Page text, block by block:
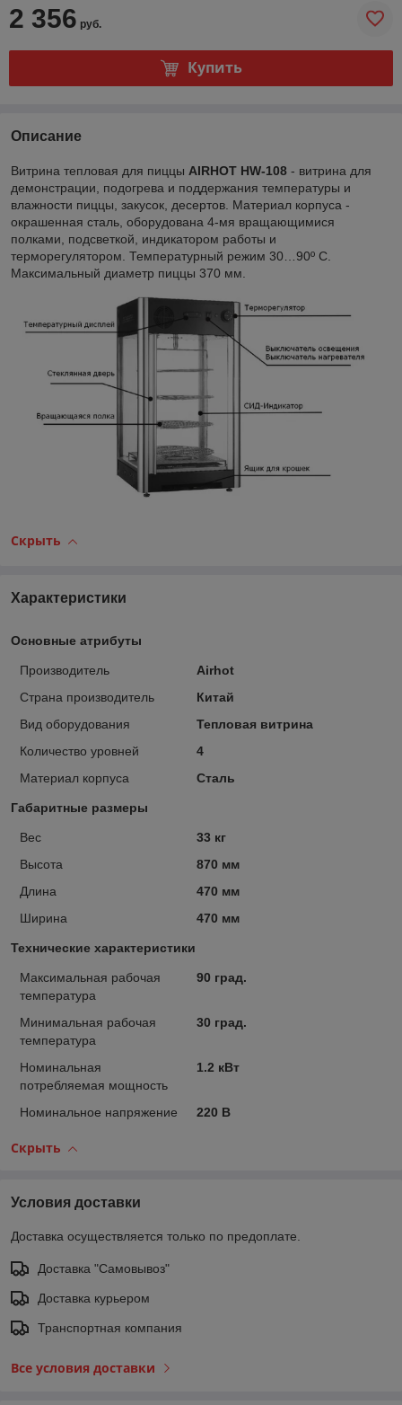
2 356 руб.
Купить
Описание
Витрина тепловая для пиццы AIRHOT HW-108 - витрина для
демонстрации, подогрева и поддержания температуры и
влажности пиццы, закусок, десертов. Материал корпуса -
окрашенная сталь, оборудована 4-мя вращающимися
полками, подсветкой, индикатором работы и
терморегулятором. Температурный режим 30…90º С.
Максимальный диаметр пиццы 370 мм.
Скрыть
Характеристики
Основные атрибуты
Производитель
Airhot
Страна производитель
Китай
Вид оборудования
Тепловая витрина
Количество уровней
4
Материал корпуса
Сталь
Габаритные размеры
Вес
33 кг
Высота
870 мм
Длина
470 мм
Ширина
470 мм
Технические характеристики
Максимальная рабочая
температура
90 град.
Минимальная рабочая
температура
30 град.
Номинальная
потребляемая мощность
1.2 кВт
Номинальное напряжение 220 В
Скрыть
Условия доставки
Доставка осуществляется только по предоплате.
Доставка "Самовывоз"
Доставка курьером
Транспортная компания
Все условия доставки